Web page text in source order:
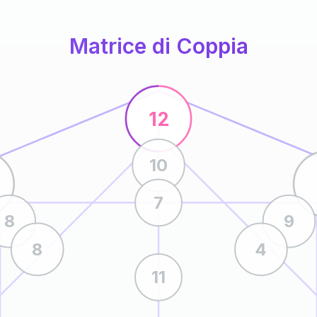
Matrice di Coppia
12
10
7
11
8
8
9
4